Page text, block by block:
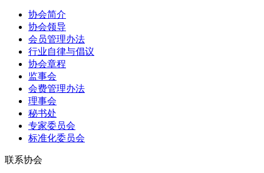
协会简介
协会领导
会员管理办法
行业自律与倡议
协会章程
监事会
会费管理办法
理事会
秘书处
专家委员会
标准化委员会
联系协会